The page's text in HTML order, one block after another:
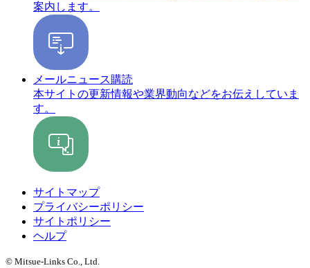
案内します。
メールニュース購読
本サイトの更新情報や業界動向などをお伝えしていま
す。
サイトマップ
プライバシーポリシー
サイトポリシー
ヘルプ
© Mitsue-Links Co., Ltd.